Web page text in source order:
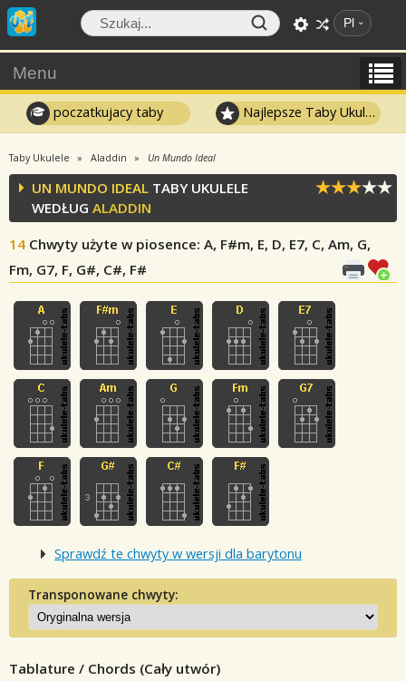
Pl
Menu
poczatkujacy taby Najlepsze Taby Ukulele
Taby Ukulele Aladdin Un Mundo Ideal
UN MUNDO IDEAL TABY UKULELE
WEDŁUG ALADDIN
14 Chwyty użyte w piosence: A, F#m, E, D, E7, C, Am, G,
Fm, G7, F, G#, C#, F#
Sprawdź te chwyty w wersji dla barytonu
Transponowane chwyty:
Tablature / Chords (Cały utwór)